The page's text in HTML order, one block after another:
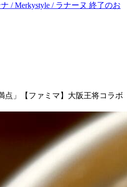
ナ / Merkystyle / ラナーヌ 終了のお
点」【ファミマ】大阪王将コラボ